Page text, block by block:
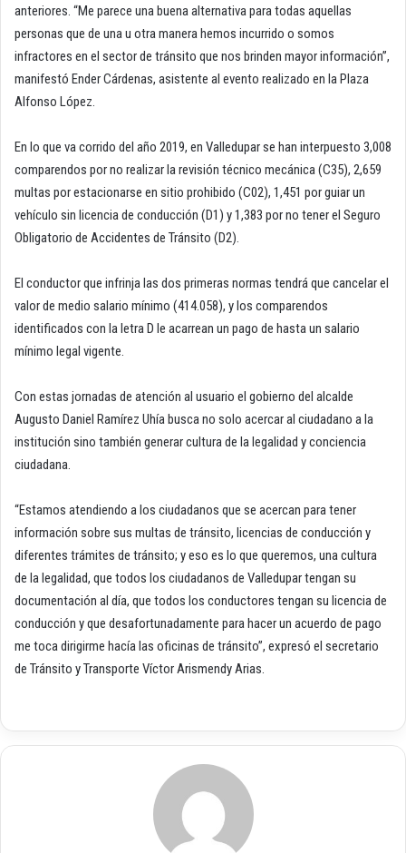
anteriores. “Me parece una buena alternativa para todas aquellas
personas que de una u otra manera hemos incurrido o somos
infractores en el sector de tránsito que nos brinden mayor información”,
manifestó Ender Cárdenas, asistente al evento realizado en la Plaza
Alfonso López.
En lo que va corrido del año 2019, en Valledupar se han interpuesto 3,008
comparendos por no realizar la revisión técnico mecánica (C35), 2,659
multas por estacionarse en sitio prohibido (C02), 1,451 por guiar un
vehículo sin licencia de conducción (D1) y 1,383 por no tener el Seguro
Obligatorio de Accidentes de Tránsito (D2).
El conductor que infrinja las dos primeras normas tendrá que cancelar el
valor de medio salario mínimo (414.058), y los comparendos
identificados con la letra D le acarrean un pago de hasta un salario
mínimo legal vigente.
Con estas jornadas de atención al usuario el gobierno del alcalde
Augusto Daniel Ramírez Uhía busca no solo acercar al ciudadano a la
institución sino también generar cultura de la legalidad y conciencia
ciudadana.
“Estamos atendiendo a los ciudadanos que se acercan para tener
información sobre sus multas de tránsito, licencias de conducción y
diferentes trámites de tránsito; y eso es lo que queremos, una cultura
de la legalidad, que todos los ciudadanos de Valledupar tengan su
documentación al día, que todos los conductores tengan su licencia de
conducción y que desafortunadamente para hacer un acuerdo de pago
me toca dirigirme hacía las oficinas de tránsito”, expresó el secretario
de Tránsito y Transporte Víctor Arismendy Arias.